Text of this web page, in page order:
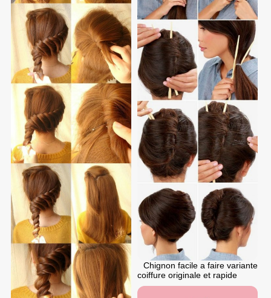
Chignon facile a faire variante
coiffure originale et rapide